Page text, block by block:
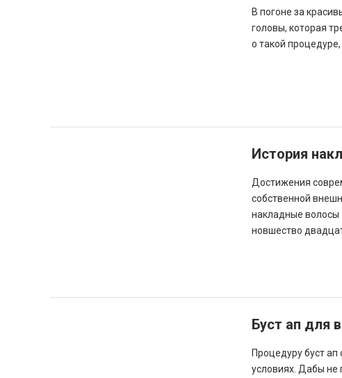
В погоне за
головы, которая
о такой процедуре,
История
Достижения
собственной
накладные волосы
новшество
Буст ап для
Процедуру буст
условиях. Дабы не